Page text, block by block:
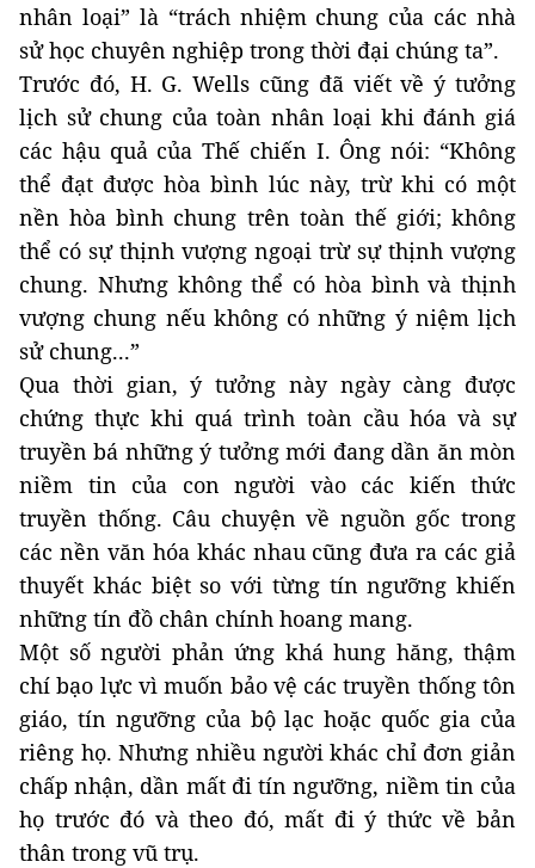
nhân loại” là “trách nhiệm chung của các nhà
sử học chuyên nghiệp trong thời đại chúng ta”.
Trước đó, H. G. Wells cũng đã viết về ý tưởng
lịch sử chung của toàn nhân loại khi đánh giá
các hậu quả của Thế chiến I. Ông nói: “Không
thể đạt được hòa bình lúc này, trừ khi có một
nền hòa bình chung trên toàn thế giới; không
thể có sự thịnh vượng ngoại trừ sự thịnh vượng
chung. Nhưng không thể có hòa bình và thịnh
vượng chung nếu không có những ý niệm lịch
sử chung...”
Qua thời gian, ý tưởng này ngày càng được
chứng thực khi quá trình toàn cầu hóa và sự
truyền bá những ý tưởng mới đang dần ăn mòn
niềm tin của con người vào các kiến thức
truyền thống. Câu chuyện về nguồn gốc trong
các nền văn hóa khác nhau cũng đưa ra các giả
thuyết khác biệt so với từng tín ngưỡng khiến
những tín đồ chân chính hoang mang.
Một số người phản ứng khá hung hăng, thậm
chí bạo lực vì muốn bảo vệ các truyền thống tôn
giáo, tín ngưỡng của bộ lạc hoặc quốc gia của
riêng họ. Nhưng nhiều người khác chỉ đơn giản
chấp nhận, dần mất đi tín ngưỡng, niềm tin của
họ trước đó và theo đó, mất đi ý thức về bản
thân trong vũ trụ.